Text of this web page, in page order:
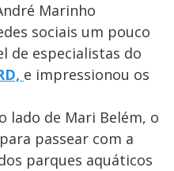
Marinho
sociais um pouco
de especialistas do
e impressionou os
lado de Mari Belém, o
passear com a
parques aquáticos